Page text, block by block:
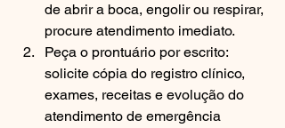
de abrir a boca, engolir ou respirar,
procure atendimento imediato.
Peça o prontuário por escrito:
solicite cópia do registro clínico,
exames, receitas e evolução do
atendimento de emergência